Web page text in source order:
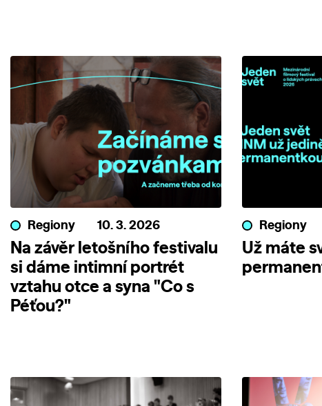
Regiony 10. 3. 2026
Na závěr letošního festivalu
si dáme intimní portrét
vztahu otce a syna "Co s
Péťou?"
Regiony
Už máte